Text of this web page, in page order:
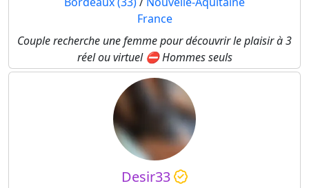
France
Couple recherche une femme pour découvrir le plaisir à 3
réel ou virtuel ⛔️ Hommes seuls
Desir33